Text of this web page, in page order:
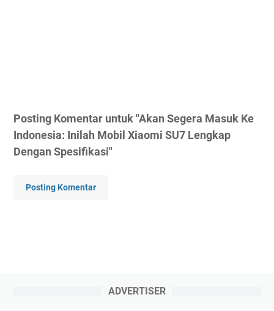
Posting Komentar untuk "Akan Segera Masuk Ke
Indonesia: Inilah Mobil Xiaomi SU7 Lengkap
Dengan Spesifikasi"
Posting Komentar
ADVERTISER